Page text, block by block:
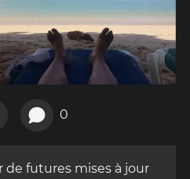
0
de futures mises à jour